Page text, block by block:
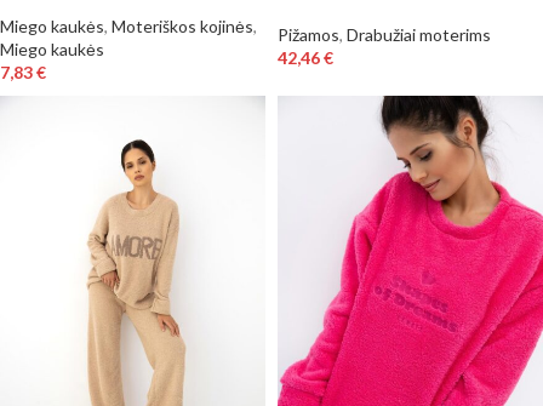
Miego kaukės, Moteriškos kojinės,
Miego kaukės
7,83€
Pižamos, Drabužiai moterims
42,46€